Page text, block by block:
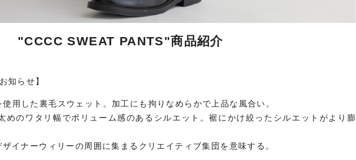
"CCCC SWEAT PANTS"商品紹介
知らせ】
使用した裏毛スウェット。加工にも拘りなめらかで上品な風合い。
めのワタリ幅でボリューム感のあるシルエット。裾にかけ絞ったシルエットがより膨
イナーウィリーの周囲に集まるクリエイティブ集団を意味する。